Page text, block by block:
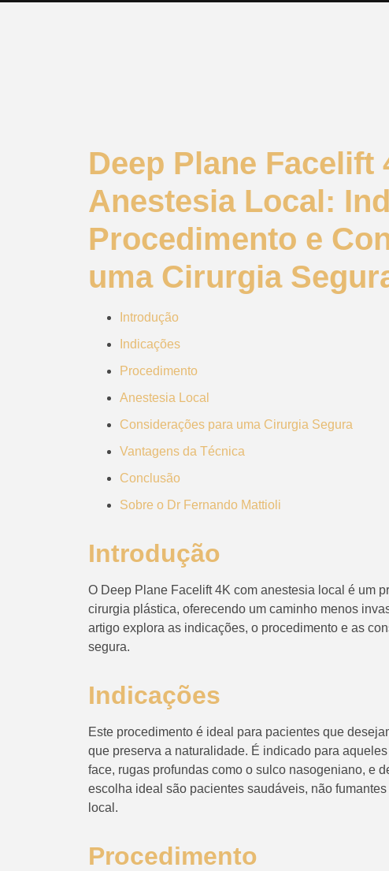
Deep Plane Facelift
Anestesia Local:
Procedimento e
uma Cirurgia
Introdução
Indicações
Procedimento
Anestesia Local
Considerações para uma Cirurgia Segura
Vantagens da Técnica
Conclusão
Sobre o Dr Fernando Mattioli
Introdução
O Deep Plane Facelift 4K com anestesia local é um
cirurgia plástica, oferecendo um caminho menos
artigo explora as indicações, o procedimento e as
segura.
Indicações
Este procedimento é ideal para pacientes que
que preserva a naturalidade. É indicado para
face, rugas profundas como o sulco nasogeniano, e
escolha ideal são pacientes saudáveis, não
local.
Procedimento